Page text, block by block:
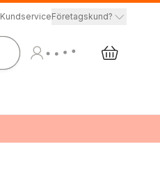
KundserviceFöretagskund?